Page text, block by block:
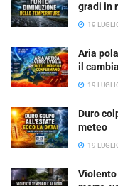
gradi in
19
Aria
il
19
Duro
meteo
19